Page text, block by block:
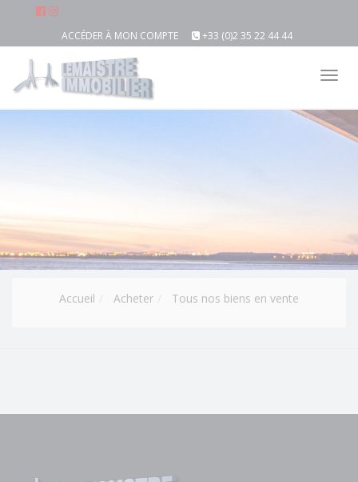
ACCÉDER À MON COMPTE +33 (0)2 35 22 44 44
Accueil Acheter Tous nos biens en vente